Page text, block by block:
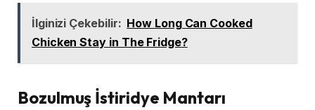
İlginizi Çekebilir: How Long Can Cooked
Chicken Stay in The Fridge?
Bozulmuş İstiridye Mantarı